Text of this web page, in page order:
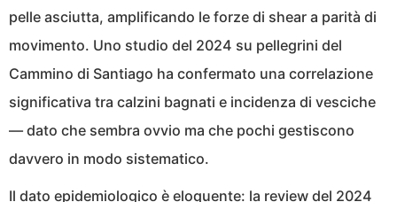
pelle asciutta, amplificando le forze di shear a parità di
movimento. Uno studio del 2024 su pellegrini del
Cammino di Santiago ha confermato una correlazione
significativa tra calzini bagnati e incidenza di vesciche
— dato che sembra ovvio ma che pochi gestiscono
davvero in modo sistematico.
Il dato epidemiologico è eloquente: la review del 2024